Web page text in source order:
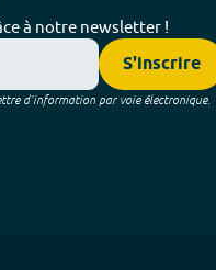
à notre newsletter !
S'inscrire
d’information par voie électronique.